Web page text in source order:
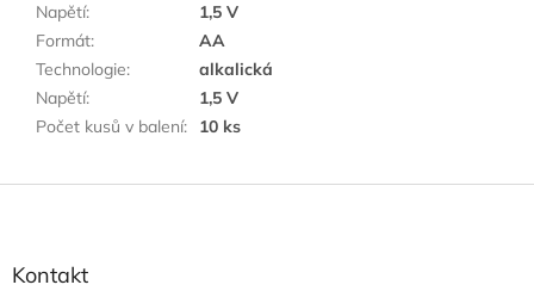
Napětí:
1,5 V
Formát:
AA
Technologie:
alkalická
Napětí:
1,5 V
Počet kusů v balení: 10 ks
Kontakt